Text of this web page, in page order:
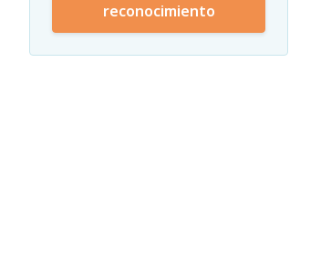
reconocimiento